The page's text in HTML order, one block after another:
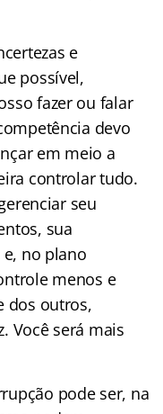
e
possível,
fazer ou falar
devo
em meio a
controlar tudo.
seu
sua
no plano
menos e
dos outros,
Você será mais
pode ser, na